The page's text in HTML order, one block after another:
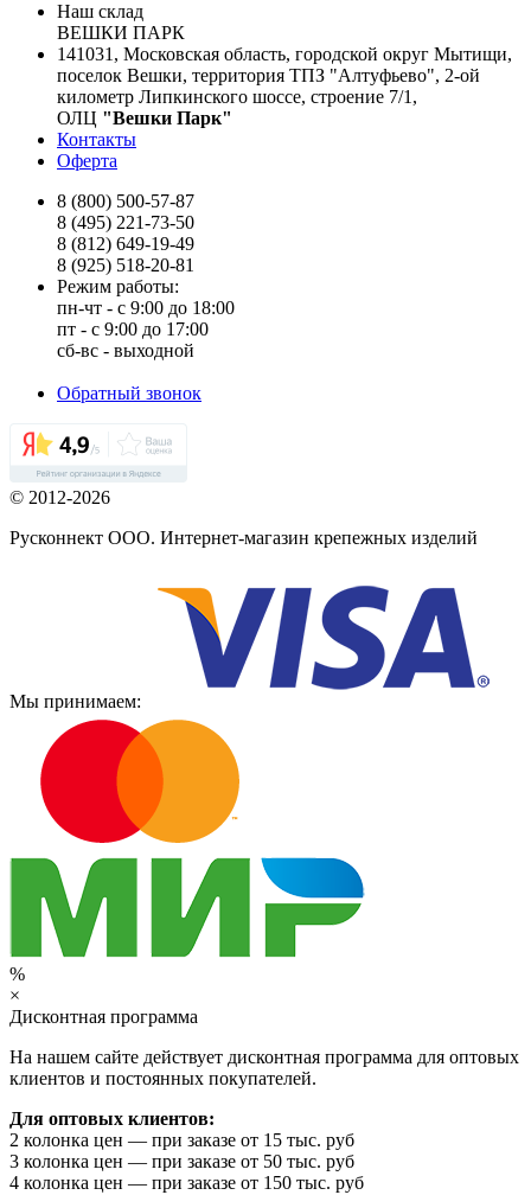
Наш склад
ВЕШКИ ПАРК
141031, Московская область, городской округ Мытищи,
поселок Вешки, территория ТПЗ "Алтуфьево", 2-ой
километр Липкинского шоссе, строение 7/1,
ОЛЦ "Вешки Парк"
Контакты
Оферта
8 (800) 500-57-87
8 (495) 221-73-50
8 (812) 649-19-49
8 (925) 518-20-81
Режим работы:
пн-чт - с 9:00 до 18:00
пт - с 9:00 до 17:00
сб-вс - выходной
Обратный звонок
© 2012-2026
Русконнект ООО. Интернет-магазин крепежных изделий
Мы принимаем:
%
×
Дисконтная программа
На нашем сайте действует дисконтная программа для оптовых
клиентов и постоянных покупателей.
Для оптовых клиентов:
2 колонка цен — при заказе от 15 тыс. руб
3 колонка цен — при заказе от 50 тыс. руб
4 колонка цен — при заказе от 150 тыс. руб